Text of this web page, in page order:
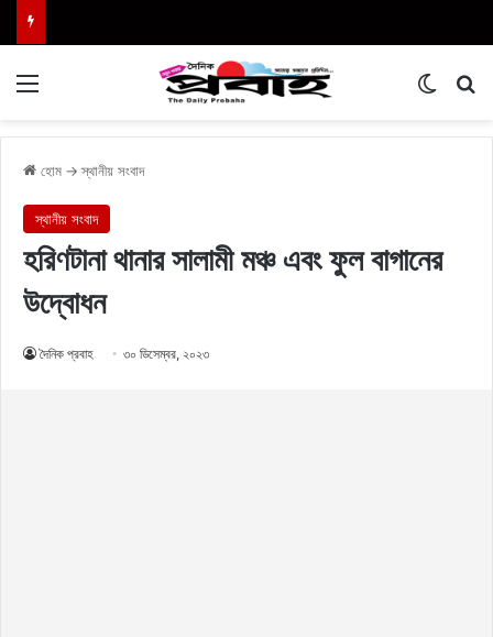
হোম → স্থানীয় সংবাদ
স্থানীয় সংবাদ
হরিণটানা থানার সালামী মঞ্চ এবং ফুল বাগানের
উদ্বোধন
দৈনিক প্রবাহ ৩০ ডিসেম্বর, ২০২৩